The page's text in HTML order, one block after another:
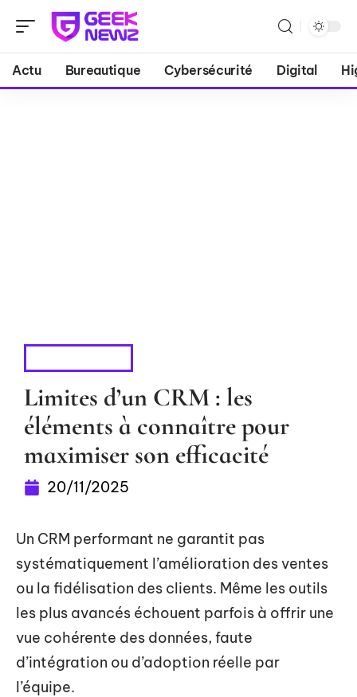
Actu Bureautique Cybersécurité Digital
Limites d’un CRM : les
éléments à connaître pour
maximiser son efficacité
20/11/2025
Un CRM performant ne garantit pas
systématiquement l’amélioration des ventes
ou la fidélisation des clients. Même les outils
les plus avancés échouent parfois à offrir une
vue cohérente des données, faute
d’intégration ou d’adoption réelle par
l’équipe.